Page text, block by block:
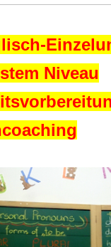
Niveau